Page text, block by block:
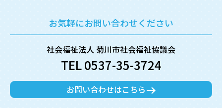
お気軽にお問い合わせください
社会福祉法人 菊川市社会福祉協議会
TEL 0537-35-3724
お問い合わせはこちら